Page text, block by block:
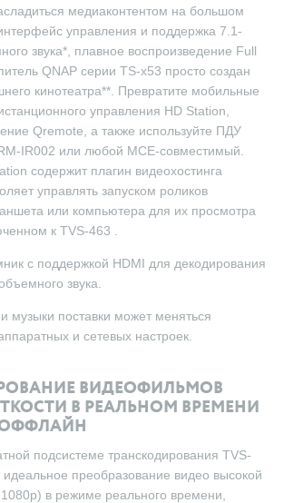
медиаконтентом на большом
управления и поддержка 7.1-
звука*, плавное воспроизведение Full
QNAP серии TS-x53 просто создан
кинотеатра**. Превратите мобильные
управления HD Station,
Qremote, а также используйте ПДУ
IR002 или любой MCE-совместимый.
содержит плагин видеохостинга
управлять запуском роликов
или компьютера для их просмотра
к TVS-463 .
с поддержкой HDMI для декодирования
звука.
музыки поставки может меняться
и сетевых настроек.
ВИДЕОФИЛЬМОВ
В РЕАЛЬНОМ ВРЕМЕНИ
подсистеме транскодирования TVS-
преобразование видео высокой
1080p) в режиме реального времени,